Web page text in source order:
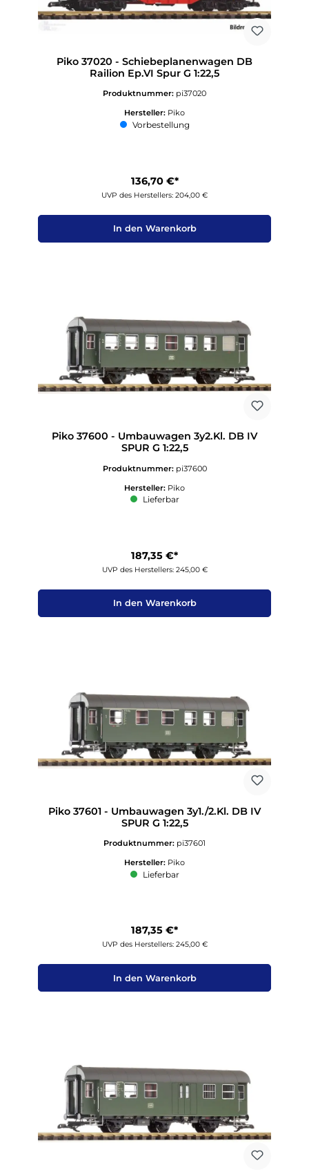
Piko 37020 - Schiebeplanenwagen DB
Railion Ep.VI Spur G 1:22,5
Produktnummer: pi37020
Hersteller: Piko
Vorbestellung
136,70 €*
UVP des Herstellers: 204,00 €
In den Warenkorb
Piko 37600 - Umbauwagen 3y2.Kl. DB IV
SPUR G 1:22,5
Produktnummer: pi37600
Hersteller: Piko
Lieferbar
187,35 €*
UVP des Herstellers: 245,00 €
In den Warenkorb
Piko 37601 - Umbauwagen 3y1./2.Kl. DB IV
SPUR G 1:22,5
Produktnummer: pi37601
Hersteller: Piko
Lieferbar
187,35 €*
UVP des Herstellers: 245,00 €
In den Warenkorb